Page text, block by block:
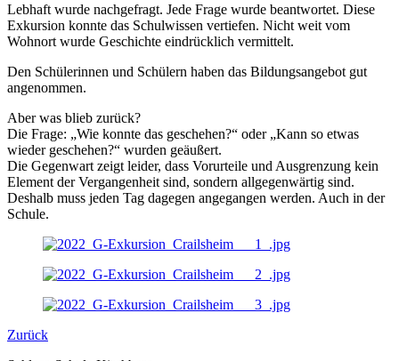
Lebhaft wurde nachgefragt. Jede Frage wurde beantwortet. Diese
Exkursion konnte das Schulwissen vertiefen. Nicht weit vom
Wohnort wurde Geschichte eindrücklich vermittelt.
Den Schülerinnen und Schülern haben das Bildungsangebot gut
angenommen.
Aber was blieb zurück?
Die Frage: „Wie konnte das geschehen?“ oder „Kann so etwas
wieder geschehen?“ wurden geäußert.
Die Gegenwart zeigt leider, dass Vorurteile und Ausgrenzung kein
Element der Vergangenheit sind, sondern allgegenwärtig sind.
Deshalb muss jeden Tag dagegen angegangen werden. Auch in der
Schule.
Zurück